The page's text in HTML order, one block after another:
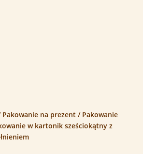
Pakowanie na prezent/ Pakowanie
w kartonik sześciokątny z